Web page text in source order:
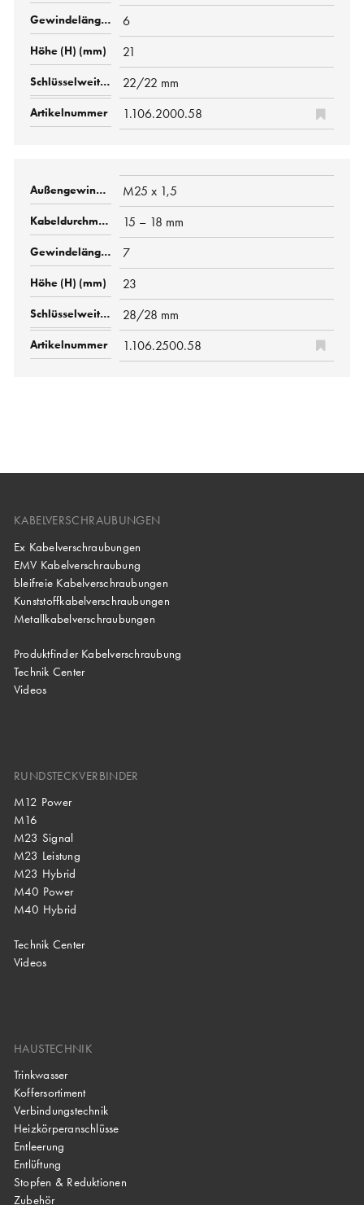
6
21
22/22 mm
1.106.2000.58
M25 x 1,5
15 – 18 mm
7
23
28/28 mm
1.106.2500.58
KABELVERSCHRAUBUNGEN
Ex Kabelverschraubungen
EMV Kabelverschraubung
bleifreie Kabelverschraubungen
Kunststoffkabelverschraubungen
Metallkabelverschraubungen
Produktfinder Kabelverschraubung
Technik Center
Videos
RUNDSTECKVERBINDER
M12 Power
M16
M23 Signal
M23 Leistung
M23 Hybrid
M40 Power
M40 Hybrid
Technik Center
Videos
HAUSTECHNIK
Trinkwasser
Koffersortiment
Verbindungstechnik
Heizkörperanschlüsse
Entleerung
Entlüftung
Stopfen & Reduktionen
Zubehör